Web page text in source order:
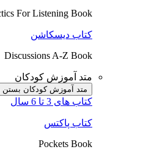
For Listening Book
کتاب دیسکاشن
Discussions A-Z Book
متد آموزش کودکان
متد آموزش کودکان بستن
کتاب های 3 تا 6 سال
کتاب پاکتس
Pockets Book